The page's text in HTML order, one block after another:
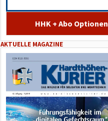
HHK + Abo Optionen
AKTUELLE MAGAZINE